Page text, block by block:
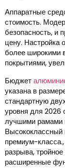
Аппаратные
стоимость.
безопасность, и
цену. Настройка
более широкими
покрытиями,
Бюджет
указана в
стандартную
уровня для 2026
лучшими рамами
премиум-класса.,
разрыва,
расширенные